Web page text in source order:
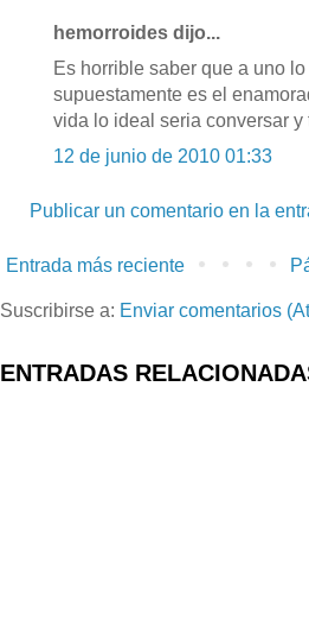
hemorroides dijo...
Es horrible saber que a uno
supuestamente es el
vida lo ideal seria conversar y
12 de junio de 2010 01:33
Publicar un comentario en la
Entrada más reciente
Suscribirse a: Enviar comentarios
ENTRADAS